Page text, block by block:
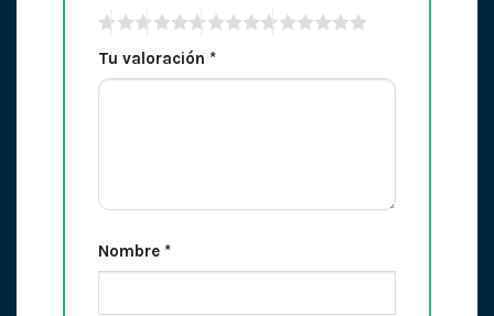
Tu valoración *
Nombre *